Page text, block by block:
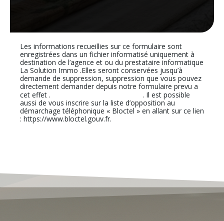
Les informations recueillies sur ce formulaire sont
enregistrées dans un fichier informatisé uniquement à
destination de l’agence et ou du prestataire informatique
La Solution Immo .Elles seront conservées jusqu’à
demande de suppression, suppression que vous pouvez
directement demander depuis notre formulaire prevu a
cet effet .
En cliquant sur ce lien
. Il est possible
aussi de vous inscrire sur la liste d’opposition au
démarchage téléphonique « Bloctel » en allant sur ce lien
: https://www.bloctel.gouv.fr.